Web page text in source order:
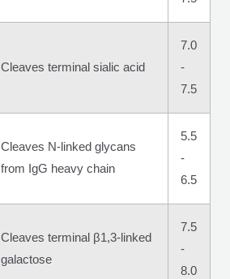
Cleaves terminal sialic acid
7.0
-
7.5
Cleaves N-linked glycans
from IgG heavy chain
5.5
-
6.5
Cleaves terminal β1,3-linked
galactose
7.5
-
8.0